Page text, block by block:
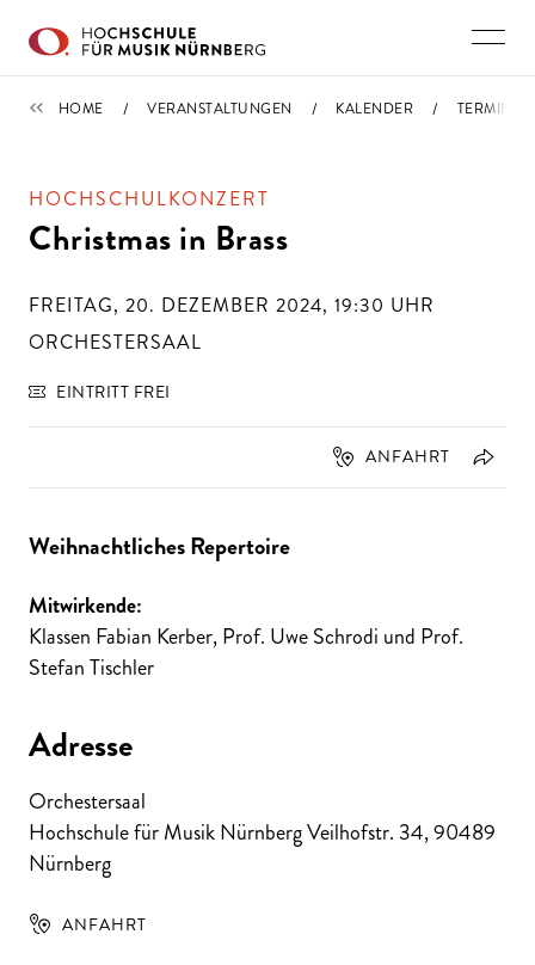
TERMINE
HOME VERANSTALTUNGEN KALENDER TERMIN
HOCHSCHULKONZERT
Christmas in Brass
FREITAG, 20. DEZEMBER 2024, 19:30 UHR
ORCHESTERSAAL
EINTRITT FREI
ANFAHRT
Weihnachtliches Repertoire
Mitwirkende:
Klassen Fabian Kerber, Prof. Uwe Schrodi und Prof.
Stefan Tischler
Adresse
Orchestersaal
Hochschule für Musik Nürnberg Veilhofstr. 34,90489
Nürnberg
ANFAHRT